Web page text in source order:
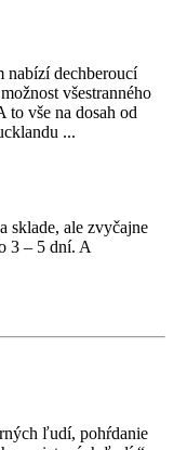
nabízí dechberoucí
všestranného
vše na dosah od
...
sklade, ale zvyčajne
3 – 5 dní. A
ľudí, pohŕdanie